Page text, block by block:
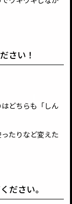
さい！
どちらも「しん
たりなど変えた
ださい。